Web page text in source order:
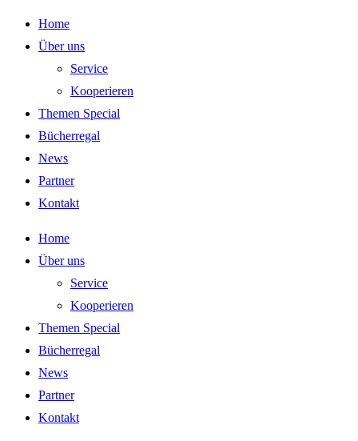
Zum
Inhalt
Home
Über uns
Service
Kooperieren
Themen Special
Bücherregal
News
Partner
Kontakt
Home
Über uns
Service
Kooperieren
Themen Special
Bücherregal
News
Partner
Kontakt